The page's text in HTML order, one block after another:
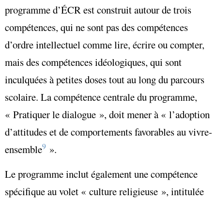
programme d’ÉCR est construit autour de trois
compétences, qui ne sont pas des compétences
d’ordre intellectuel comme lire, écrire ou compter,
mais des compétences idéologiques, qui sont
inculquées à petites doses tout au long du parcours
scolaire. La compétence centrale du programme,
« Pratiquer le dialogue », doit mener à« l’adoption
d’attitudes et de comportements favorables au vivre-
ensemble9 ».
Le programme inclut également une compétence
spécifique au volet « culture religieuse », intitulée